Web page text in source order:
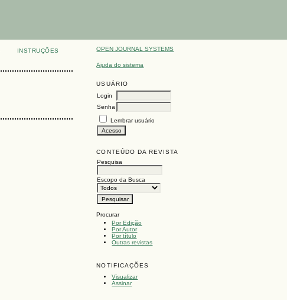
OPEN JOURNAL SYSTEMS
Ajuda do sistema
USUÁRIO
Login
Senha
Lembrar usuário
CONTEÚDO DA REVISTA
Pesquisa
Escopo da Busca
Procurar
Por Edição
Por Autor
Por título
Outras revistas
NOTIFICAÇÕES
Visualizar
Assinar
INSTRUÇÕES